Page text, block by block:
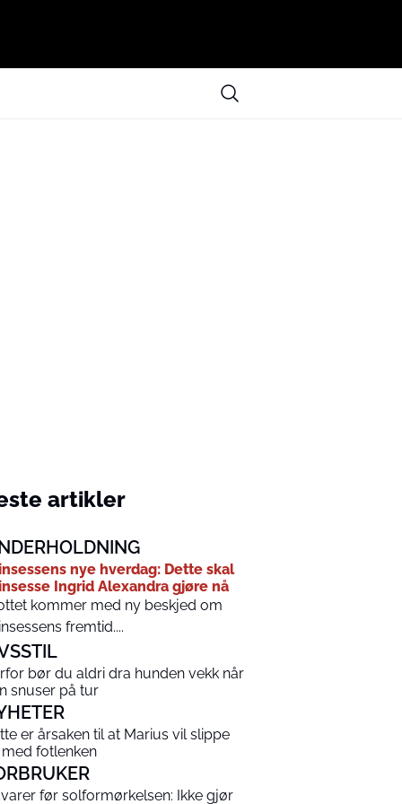
artikler
nye hverdag: Dette skal
Ingrid Alexandra gjøre nå
kommer med ny beskjed om
fremtid....
bør du aldri dra hunden vekk når
snuser på tur
er årsaken til at Marius vil slippe
fotlenken
før solformørkelsen: Ikke gjør